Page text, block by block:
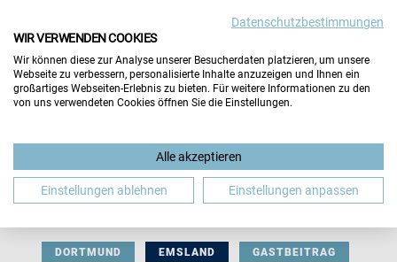
BERUFLICHE ORIENTIERUNG BEWERBUNG
DORTMUND EMSLAND GASTBEITRAG
Datenschutzbestimmungen
WIR VERWENDEN COOKIES
Wir können diese zur Analyse unserer Besucherdaten platzieren, um unsere
Webseite zu verbessern, personalisierte Inhalte anzuzeigen und Ihnen ein
großartiges Webseiten-Erlebnis zu bieten. Für weitere Informationen zu den
von uns verwendeten Cookies öffnen Sie die Einstellungen.
Alle akzeptieren
Einstellungen ablehnen Einstellungen anpassen